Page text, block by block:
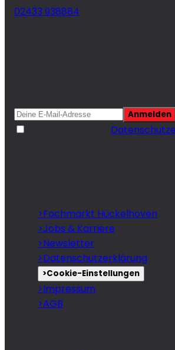
02433 938884
Anmelden
>Fachmarkt Hückelhoven
>Jobs & Karriere
>Newsletter
>Datenschutzerklärung
>Cookie-Einstellungen
>Impressum
>AGB